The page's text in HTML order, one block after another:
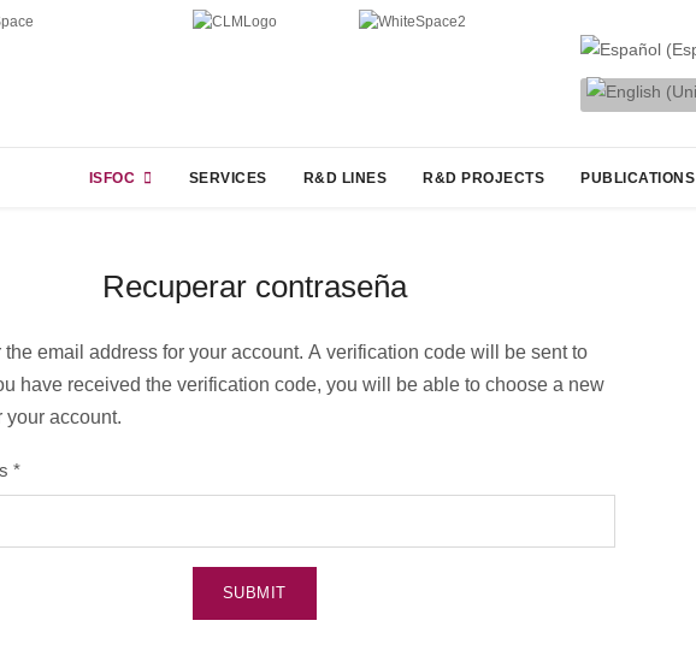
ISFOC SERVICES R&D LINES R&D PROJECTS PUBLICATIONS
Recuperar contraseña
the email address for your account. A verification code will be sent to
have received the verification code, you will be able to choose a new
your account.
*
SUBMIT